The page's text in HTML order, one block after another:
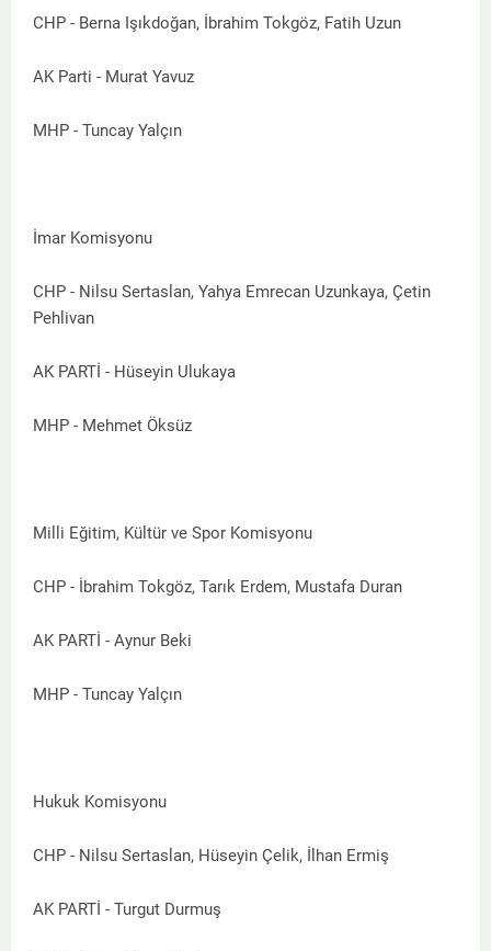
CHP - Berna Işıkdoğan, İbrahim Tokgöz, Fatih Uzun
AK Parti - Murat Yavuz
MHP - Tuncay Yalçın
İmar Komisyonu
CHP - Nilsu Sertaslan, Yahya Emrecan Uzunkaya, Çetin
Pehlivan
AK PARTİ - Hüseyin Ulukaya
MHP - Mehmet Öksüz
Milli Eğitim, Kültür ve Spor Komisyonu
CHP - İbrahim Tokgöz, Tarık Erdem, Mustafa Duran
AK PARTİ - Aynur Beki
MHP - Tuncay Yalçın
Hukuk Komisyonu
CHP - Nilsu Sertaslan, Hüseyin Çelik, İlhan Ermiş
AK PARTİ - Turgut Durmuş